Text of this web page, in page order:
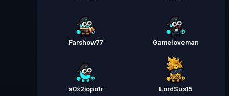
Farshow77 Gameloveman
a0x2iopo1r LordSus15